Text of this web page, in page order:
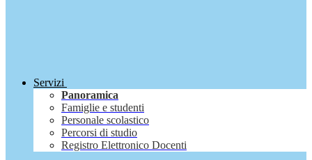
Servizi
Panoramica
Famiglie e studenti
Personale scolastico
Percorsi di studio
Registro Elettronico Docenti